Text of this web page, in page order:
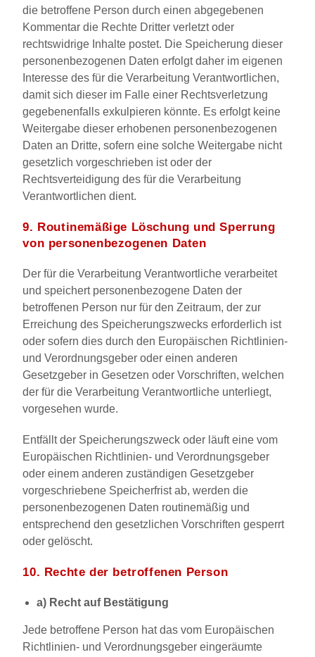
die betroffene Person durch einen abgegebenen
Kommentar die Rechte Dritter verletzt oder
rechtswidrige Inhalte postet. Die Speicherung dieser
personenbezogenen Daten erfolgt daher im eigenen
Interesse des für die Verarbeitung Verantwortlichen,
damit sich dieser im Falle einer Rechtsverletzung
gegebenenfalls exkulpieren könnte. Es erfolgt keine
Weitergabe dieser erhobenen personenbezogenen
Daten an Dritte, sofern eine solche Weitergabe nicht
gesetzlich vorgeschrieben ist oder der
Rechtsverteidigung des für die Verarbeitung
Verantwortlichen dient.
9. Routinemäßige Löschung und Sperrung
von personenbezogenen Daten
Der für die Verarbeitung Verantwortliche verarbeitet
und speichert personenbezogene Daten der
betroffenen Person nur für den Zeitraum, der zur
Erreichung des Speicherungszwecks erforderlich ist
oder sofern dies durch den Europäischen Richtlinien-
und Verordnungsgeber oder einen anderen
Gesetzgeber in Gesetzen oder Vorschriften, welchen
der für die Verarbeitung Verantwortliche unterliegt,
vorgesehen wurde.
Entfällt der Speicherungszweck oder läuft eine vom
Europäischen Richtlinien- und Verordnungsgeber
oder einem anderen zuständigen Gesetzgeber
vorgeschriebene Speicherfrist ab, werden die
personenbezogenen Daten routinemäßig und
entsprechend den gesetzlichen Vorschriften gesperrt
oder gelöscht.
10. Rechte der betroffenen Person
a) Recht auf Bestätigung
Jede betroffene Person hat das vom Europäischen
Richtlinien- und Verordnungsgeber eingeräumte